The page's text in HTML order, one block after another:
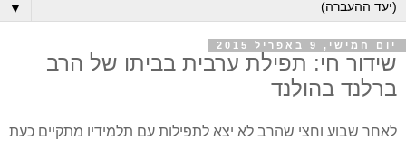
▼
יום חמישי, 9 באפריל 2015
שידור חי: תפילת ערבית בביתו של הרב
ברלנד בהולנד
לאחר שבוע וחצי שהרב לא יצא לתפילות עם תלמידיו מתקיים כעת